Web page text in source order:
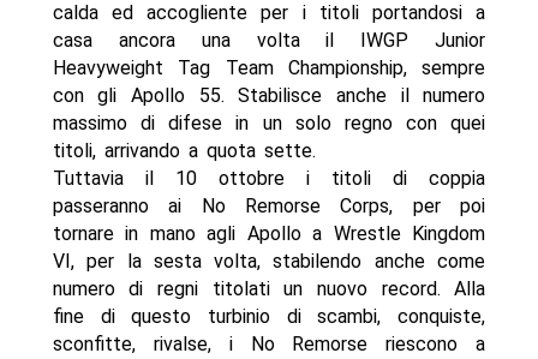
calda ed accogliente per i titoli portandosi a
casa ancora una volta il IWGP Junior
Heavyweight Tag Team Championship, sempre
con gli Apollo 55. Stabilisce anche il numero
massimo di difese in un solo regno con quei
titoli, arrivando a quota sette.
Tuttavia il 10 ottobre i titoli di coppia
passeranno ai No Remorse Corps, per poi
tornare in mano agli Apollo a Wrestle Kingdom
VI, per la sesta volta, stabilendo anche come
numero di regni titolati un nuovo record. Alla
fine di questo turbinio di scambi, conquiste,
sconfitte, rivalse, i No Remorse riescono a